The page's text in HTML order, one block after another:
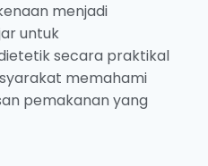
menjadi
untuk
secara praktikal
memahami
pemakanan yang